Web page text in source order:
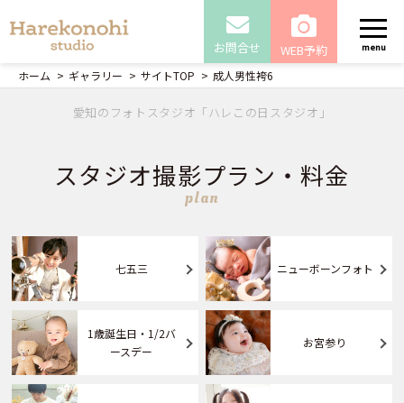
お問合せ WEB予約 menu
ホーム ギャラリー サイトTOP 成人男性袴6
愛知のフォトスタジオ「ハレこの日スタジオ」
スタジオ撮影プラン・料金
plan
七五三 ニューボーンフォト
1歳誕生日・1/2バ
ースデー
お宮参り